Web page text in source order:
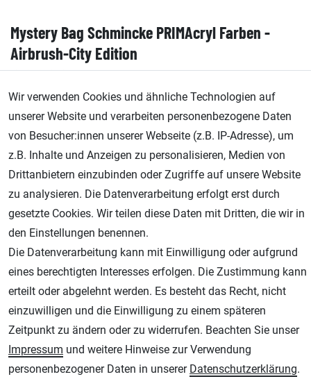
Mystery Bag Schmincke PRIMAcryl Farben -
Airbrush-City Edition
Lagernd - sofort lieferbar
** Versandgewicht:400 Gramm.
45,00 € *
Wir verwenden Cookies und ähnliche Technologien auf
unserer Website und verarbeiten personenbezogene Daten
von Besucher:innen unserer Webseite (z.B. IP-Adresse), um
z.B. Inhalte und Anzeigen zu personalisieren, Medien von
Drittanbietern einzubinden oder Zugriffe auf unsere Website
zu analysieren. Die Datenverarbeitung erfolgt erst durch
gesetzte Cookies. Wir teilen diese Daten mit Dritten, die wir in
den Einstellungen benennen.
Die Datenverarbeitung kann mit Einwilligung oder aufgrund
eines berechtigten Interesses erfolgen. Die Zustimmung kann
erteilt oder abgelehnt werden. Es besteht das Recht, nicht
einzuwilligen und die Einwilligung zu einem späteren
Zeitpunkt zu ändern oder zu widerrufen. Beachten Sie unser
Impressum und weitere Hinweise zur Verwendung
personenbezogener Daten in unserer Daten­schutz­erklärung.